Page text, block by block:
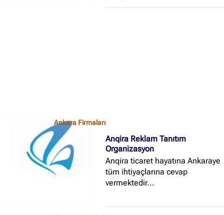
Ankara Firmaları
Anqira Reklam Tanıtım
Organizasyon
Anqira ticaret hayatına Ankaraye
tüm ihtiyaçlarına cevap
vermektedir...
✖
Site içi arama